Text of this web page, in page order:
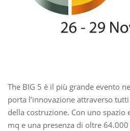
The BIG 5 è il più grande evento
porta l’innovazione attraverso
della costruzione. Con uno
mq e una presenza di oltre